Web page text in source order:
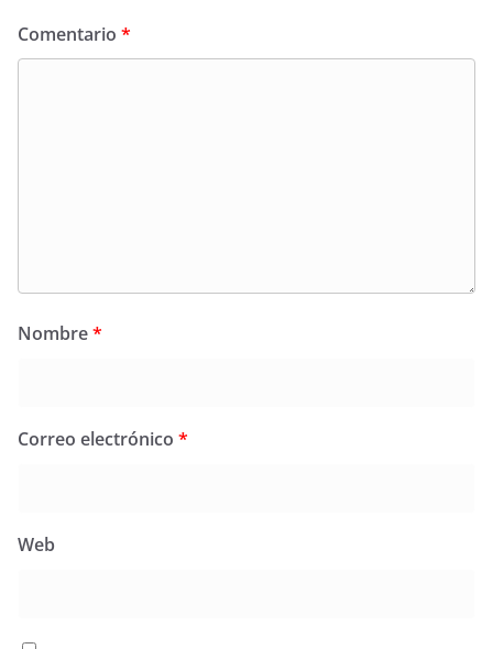
Comentario *
Nombre*
Correo electrónico *
Web